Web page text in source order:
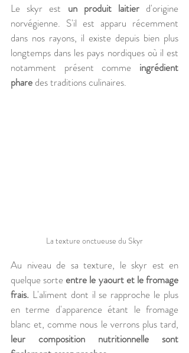
Le skyr est un produit laitier d'origine
norvégienne. S'il est apparu récemment
dans nos rayons, il existe depuis bien plus
longtemps dans les pays nordiques où il est
notamment présent comme ingrédient
phare des traditions culinaires.
La texture onctueuse du Skyr
Au niveau de sa texture, le skyr est en
quelque sorte entre le yaourt et le fromage
frais. L'aliment dont il se rapproche le plus
en terme d'apparence étant le fromage
leur composition nutritionnelle sont